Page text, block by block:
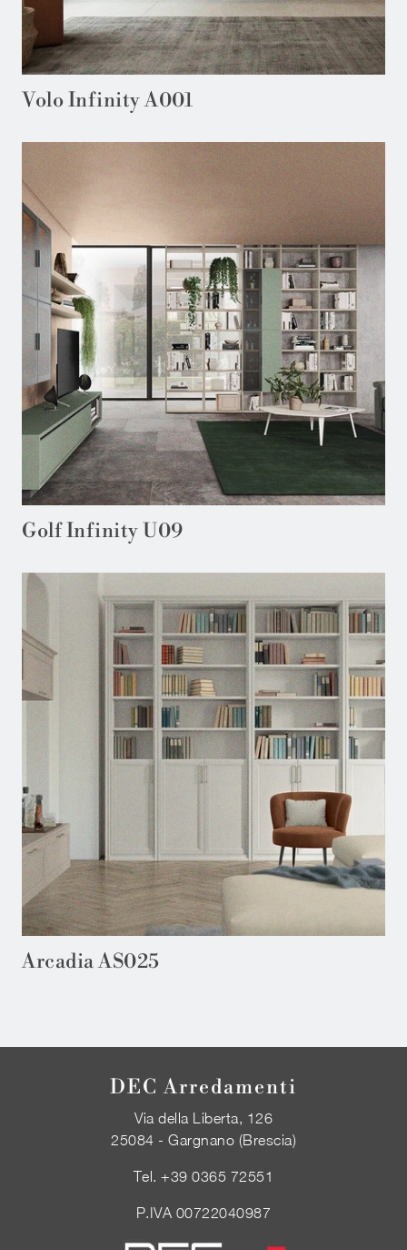
Volo Infinity A001
Golf Infinity U09
Arcadia AS025
DEC Arredamenti
Via della Liberta, 126
25084 - Gargnano (Brescia)
Tel.+39 0365 72551
P.IVA 00722040987